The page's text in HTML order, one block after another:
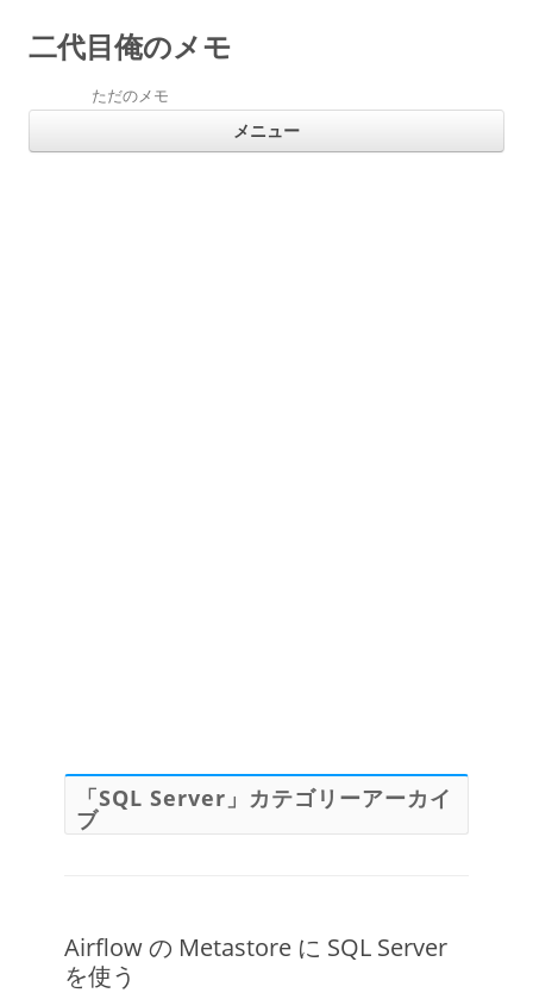
二代目俺のメモ
ただのメモ
メニュー
「SQL Server 」カテゴリーアーカイ
ブ
Airflow の Metastore に SQL Server
を使う